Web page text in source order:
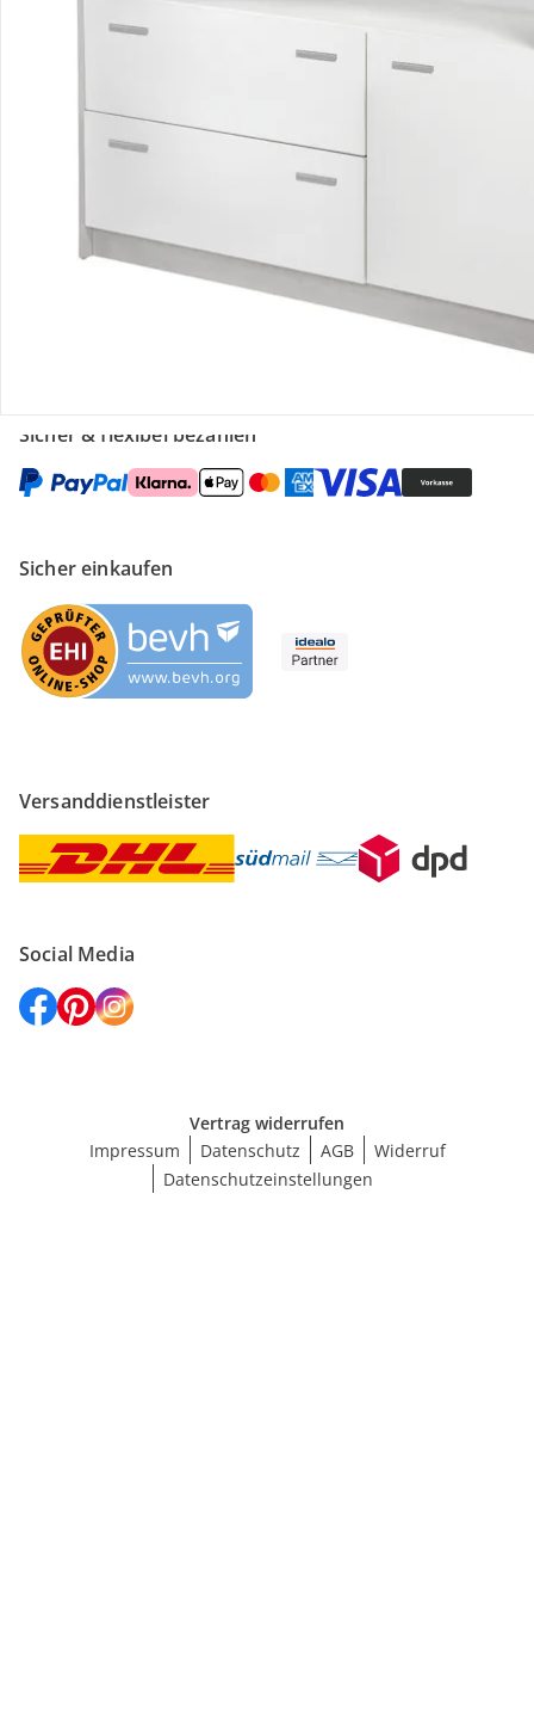
Kontakt & Service
Filialen & Beratung
Sicher & flexibel bezahlen
Sicher einkaufen
Versanddienstleister
Social Media
Vertrag widerrufen
Impressum
Datenschutz AGB
Widerruf
Datenschutzeinstellungen